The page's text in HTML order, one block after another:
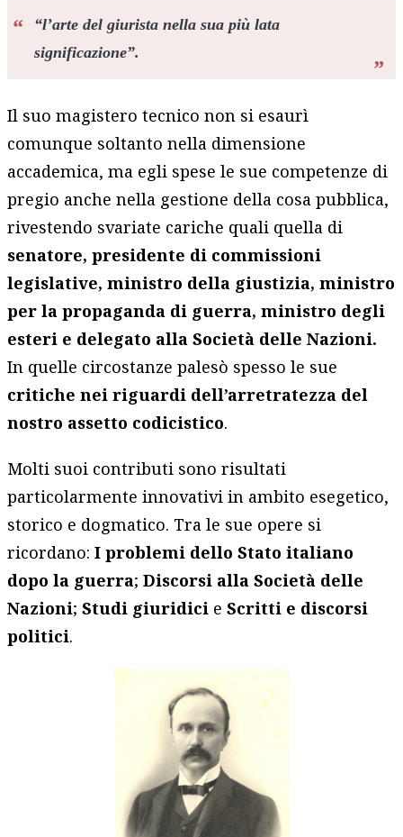
“l’arte del giurista nella sua più lata
significazione”.
Il suo magistero tecnico non si esaurì
comunque soltanto nella dimensione
accademica, ma egli spese le sue competenze di
pregio anche nella gestione della cosa pubblica,
rivestendo svariate cariche quali quella di
senatore, presidente di commissioni
legislative, ministro della giustizia, ministro
per la propaganda di guerra, ministro degli
esteri e delegato alla Società delle Nazioni.
In quelle circostanze palesò spesso le sue
critiche nei riguardi dell’arretratezza del
nostro assetto codicistico.
Molti suoi contributi sono risultati
particolarmente innovativi in ambito esegetico,
storico e dogmatico. Tra le sue opere si
ricordano: I problemi dello Stato italiano
dopo la guerra;Discorsi alla Società delle
Nazioni;Studi giuridici eScritti e discorsi
politici.